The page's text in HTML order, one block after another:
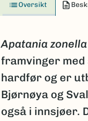
Oversikt
Apatania zonella
framvinger
hardfør og er
Bjørnøya og
også i innsjøer.